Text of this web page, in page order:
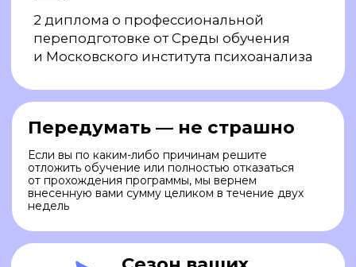
школы «Среда обучения»
на профессиональную онлайн-
образования «Рационально-
Эмотивно-Поведенческая
терапия»!
Рационально-Эмотивно-
Поведенческая терапия
(РЭПТ) — направление